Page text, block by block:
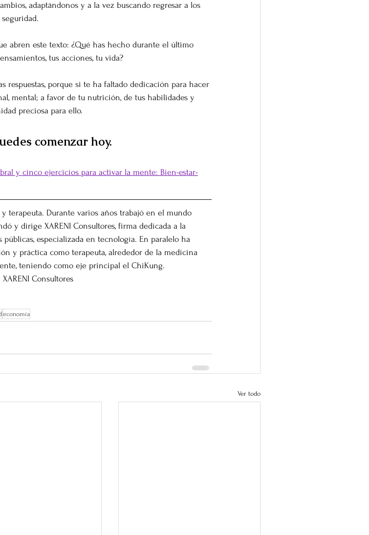
adaptándonos y a la vez buscando regresar a los
abren este texto: ¿Qué has hecho durante el último
tus acciones, tu vida?
respuestas, porque si te ha faltado dedicación para hacer
mental; a favor de tu nutrición, de tus habilidades y
preciosa para ello.
comenzar hoy.
y cinco ejercicios para activar la mente: Bien-estar-
terapeuta. Durante varios años trabajó en el mundo
y dirige XARENI Consultores, firma dedicada a la
especializada en tecnología. En paralelo ha
y práctica como terapeuta, alrededor de la medicina
teniendo como eje principal el ChiKung.
Consultores
economía
Ver todo